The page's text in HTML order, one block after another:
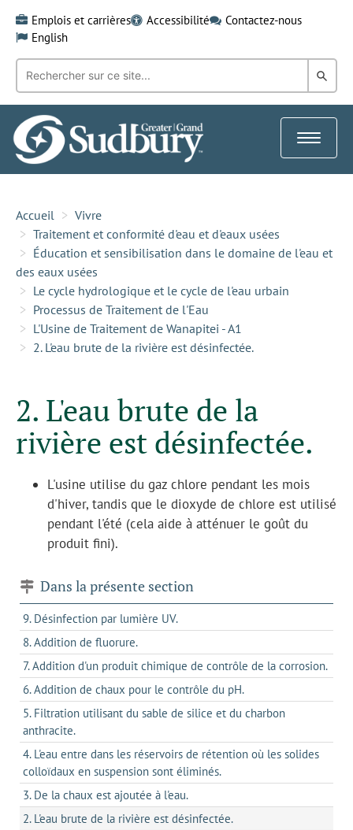
content
Emplois et carrières Accessibilité
Contactez-nous
English
Recherche
mot-
clé:
dans
Toggle
Accueil
Vivre
Traitement et conformité d'eau et d'eaux usées
Éducation et sensibilisation dans le domaine de l'eau et
des eaux usées
Le cycle hydrologique et le cycle de l'eau urbain
Processus de Traitement de l'Eau
L'Usine de Traitement de Wanapitei - A1
2. L'eau brute de la rivière est désinfectée.
2. L'eau brute de la
rivière est désinfectée.
L'usine utilise du gaz chlore pendant les mois
d'hiver, tandis que le dioxyde de chlore est utilisé
pendant l'été (cela aide à atténuer le goût du
produit fini).
Dans la présente section
9. Désinfection par lumière UV.
8. Addition de fluorure.
7. Addition d'un produit chimique de contrôle de la corrosion.
6. Addition de chaux pour le contrôle du pH.
5. Filtration utilisant du sable de silice et du charbon
anthracite.
4. L'eau entre dans les réservoirs de rétention où les solides
colloïdaux en suspension sont éliminés.
3. De la chaux est ajoutée à l'eau.
2. L'eau brute de la rivière est désinfectée.